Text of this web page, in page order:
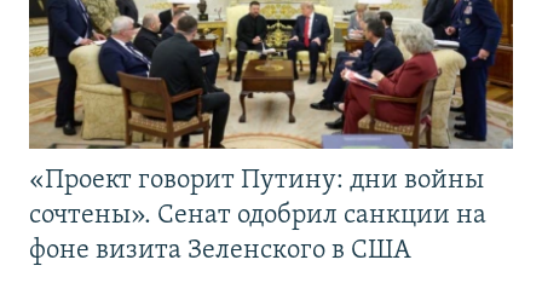
«Проект говорит Путину: дни войны
сочтены». Сенат одобрил санкции на
фоне визита Зеленского в США